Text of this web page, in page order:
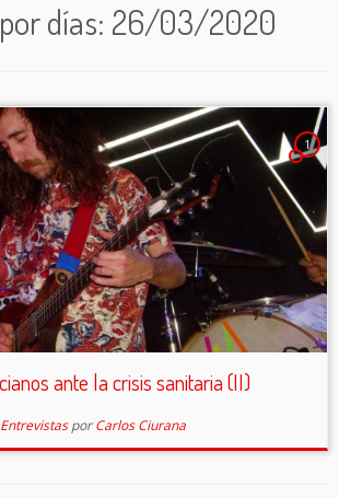
días: 26/03/2020
1
ante la crisis sanitaria (II)
EntrevistasporCarlos Ciurana